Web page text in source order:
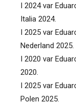
I 2024 var
Italia 2024.
I 2025 var
Nederland 2025.
I 2020 var
2020.
I 2025 var
Polen 2025.